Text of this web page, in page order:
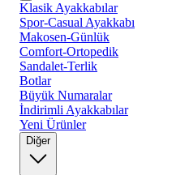
Klasik Ayakkabılar
Spor-Casual Ayakkabı
Makosen-Günlük
Comfort-Ortopedik
Sandalet-Terlik
Botlar
Büyük Numaralar
İndirimli Ayakkabılar
Yeni Ürünler
Diğer